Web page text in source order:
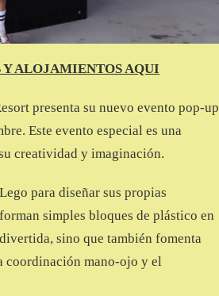
Y ALOJAMIENTOS AQUI
presenta su nuevo evento pop-up
Este evento especial es una
creatividad y imaginación.
para diseñar sus propias
simples bloques de plástico en
sino que también fomenta
coordinación mano-ojo y el